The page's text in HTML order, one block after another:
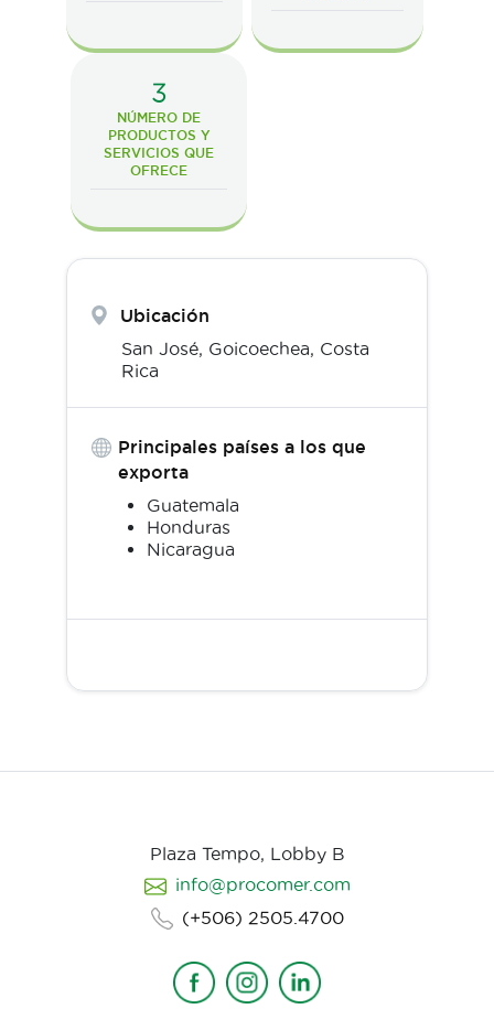
3
NÚMERO DE
PRODUCTOS Y
SERVICIOS QUE
OFRECE
Ubicación
San José, Goicoechea, Costa
Rica
Principales países a los que
exporta
Guatemala
Honduras
Nicaragua
Plaza Tempo, Lobby B
info@procomer.com
(+506) 2505.4700